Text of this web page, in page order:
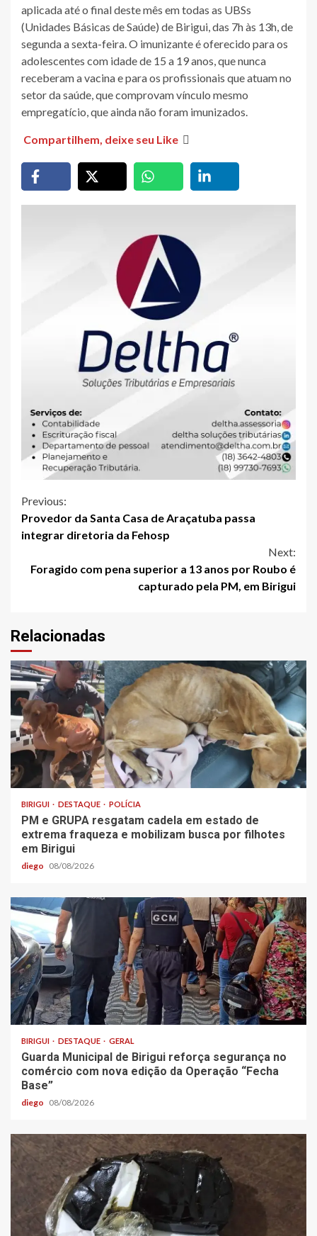
aplicada até o final deste mês em todas as UBSs
(Unidades Básicas de Saúde) de Birigui, das 7h às 13h, de
segunda a sexta-feira. O imunizante é oferecido para os
adolescentes com idade de 15 a 19 anos, que nunca
receberam a vacina e para os profissionais que atuam no
setor da saúde, que comprovam vínculo mesmo
empregatício, que ainda não foram imunizados.
Compartilhem, deixe seu Like 
Continue
Reading
Previous:
Provedor da Santa Casa de Araçatuba passa
integrar diretoria da Fehosp
Next:
Foragido com pena superior a 13 anos por Roubo é
capturado pela PM, em Birigui
Relacionadas
BIRIGUI DESTAQUE POLÍCIA
PM e GRUPA resgatam cadela em estado de
extrema fraqueza e mobilizam busca por filhotes
em Birigui
diego 08/08/2026
BIRIGUI DESTAQUE GERAL
Guarda Municipal de Birigui reforça segurança no
comércio com nova edição da Operação “Fecha
Base”
diego 08/08/2026